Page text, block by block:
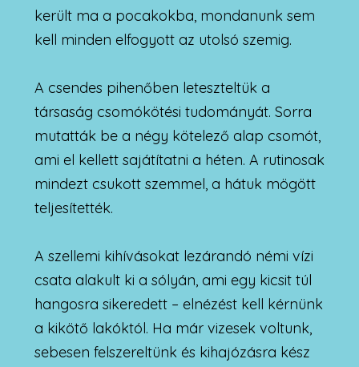
került ma a pocakokba, mondanunk sem
kell minden elfogyott az utolsó szemig.
A csendes pihenőben leteszteltük a
társaság csomókötési tudományát. Sorra
mutatták be a négy kötelező alap csomót,
ami el kellett sajátítatni a héten. A rutinosak
mindezt csukott szemmel, a hátuk mögött
teljesítették.
A szellemi kihívásokat lezárandó némi vízi
csata alakult ki a sólyán, ami egy kicsit túl
hangosra sikeredett – elnézést kell kérnünk
a kikötő lakóktól. Ha már vizesek voltunk,
sebesen felszereltünk és kihajózásra kész